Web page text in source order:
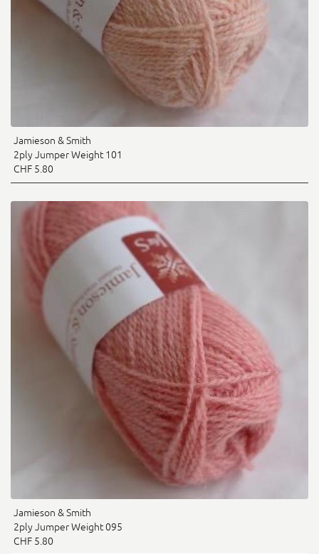
Jamieson & Smith
2ply Jumper Weight 101
CHF 5.80
Jamieson & Smith
2ply Jumper Weight 095
CHF 5.80